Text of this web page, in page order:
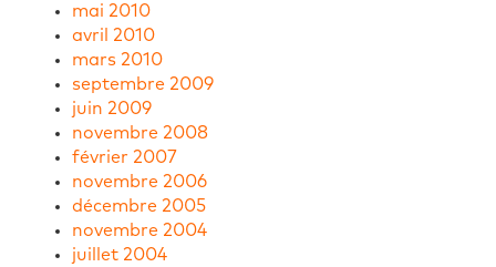
mai 2010
avril 2010
mars 2010
septembre 2009
juin 2009
novembre 2008
février 2007
novembre 2006
décembre 2005
novembre 2004
juillet 2004